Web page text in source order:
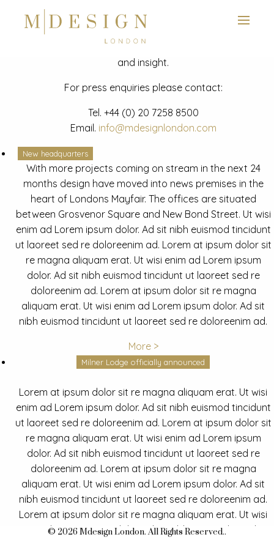
News
Latest mdesign development project and advisory news
and insight.
For press enquiries please contact:
Tel. +44 (0) 20 7258 8500
Email. info@mdesignlondon.com
New headquarters
With more projects coming on stream in the next 24
months design have moved into news premises in the
heart of Londons Mayfair. The offices are situated
between Grosvenor Square and New Bond Street. Ut wisi
enim ad Lorem ipsum dolor. Ad sit nibh euismod tincidunt
ut laoreet sed re doloreenim ad. Lorem at ipsum dolor sit
re magna aliquam erat. Ut wisi enim ad Lorem ipsum
dolor. Ad sit nibh euismod tincidunt ut laoreet sed re
doloreenim ad. Lorem at ipsum dolor sit re magna
aliquam erat. Ut wisi enim ad Lorem ipsum dolor. Ad sit
nibh euismod tincidunt ut laoreet sed re doloreenim ad.
More >
Milner Lodge officially announced
Lorem at ipsum dolor sit re magna aliquam erat. Ut wisi
enim ad Lorem ipsum dolor. Ad sit nibh euismod tincidunt
ut laoreet sed re doloreenim ad. Lorem at ipsum dolor sit
re magna aliquam erat. Ut wisi enim ad Lorem ipsum
dolor. Ad sit nibh euismod tincidunt ut laoreet sed re
doloreenim ad. Lorem at ipsum dolor sit re magna
aliquam erat. Ut wisi enim ad Lorem ipsum dolor. Ad sit
nibh euismod tincidunt ut laoreet sed re doloreenim ad.
Lorem at ipsum dolor sit re magna aliquam erat. Ut wisi
enim ad Lorem ipsum dolor. Ad sit nibh euismod tincidunt
© 2026 Mdesign London. All Rights Reserved..